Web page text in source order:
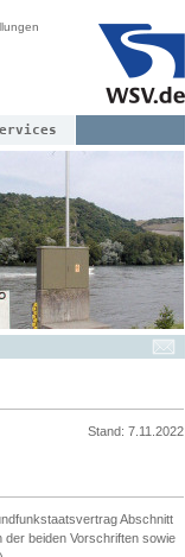
Stand: 7.11.2022
Abschnitt
beiden Vorschriften sowie